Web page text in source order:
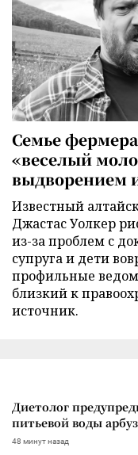
Семье
«веселый
выдворением
Известный
Джастас Уолкер
из-за проблем с
супруга и дети
профильные
близкий к
источник.
Диетолог
питьевой воды
48 минут назад